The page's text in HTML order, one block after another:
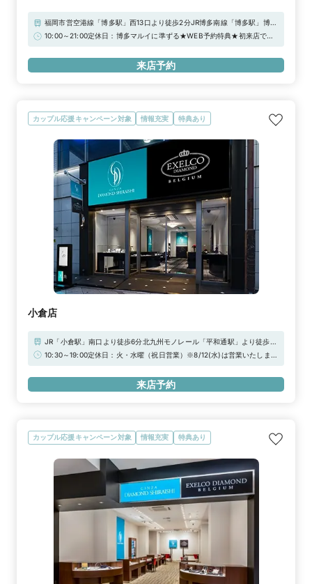
福岡市営空港線「博多駅」西13口より徒歩2分JR博多南線「博多駅」博多
口より徒歩3分■駐車場：KITTE博多・JR博多シティ駐車場※当店ご滞在
10:00～21:00定休日：博多マルイに準ずる★WEB予約特典★初来店で
ペーン実施中／“土日祝日 12時まで”のご来店で1,000円分UPの「ギフト
カード4,000円分」！詳しくは特典一覧をチェック！！
来店予約
カップル応援キャンペーン対象 情報充実 特典あり
小倉店
JR「小倉駅」南口より徒歩6分北九州モノレール「平和通駅」より徒歩3
分北九州都市高速「小倉北出入口」より車で2分■駐車場：「小倉都心地
料駐車券発行※婚約指輪・結婚指輪を購入（検討）時が対象となります
10:30～19:00定休日：火・水曜（祝日営業）※8/12(水)は営業いたします
来店予約
カップル応援キャンペーン対象 情報充実 特典あり